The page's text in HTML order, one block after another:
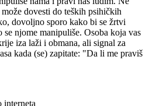
dovesti do teških psihičkih
dovoljno sporo kako bi se žrtvi
njome manipuliše. Osoba koja vas
iza laži i obmana, ali signal za
kada (se) zapitate: "Da li me praviš